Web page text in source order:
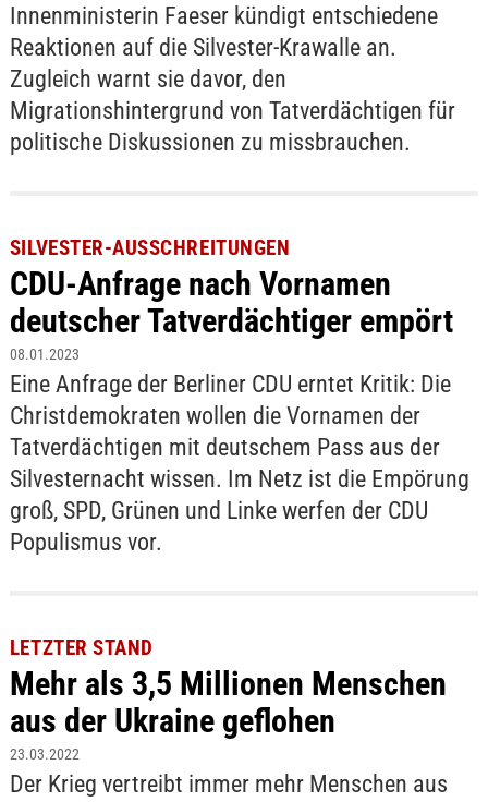
Innenministerin Faeser kündigt entschiedene
Reaktionen auf die Silvester-Krawalle an.
Zugleich warnt sie davor, den
Migrationshintergrund von Tatverdächtigen für
politische Diskussionen zu missbrauchen.
SILVESTER-AUSSCHREITUNGEN
CDU-Anfrage nach Vornamen
deutscher Tatverdächtiger empört
08.01.2023
Eine Anfrage der Berliner CDU erntet Kritik: Die
Christdemokraten wollen die Vornamen der
Tatverdächtigen mit deutschem Pass aus der
Silvesternacht wissen. Im Netz ist die Empörung
groß, SPD, Grünen und Linke werfen der CDU
Populismus vor.
LETZTER STAND
Mehr als 3,5 Millionen Menschen
aus der Ukraine geflohen
23.03.2022
Der Krieg vertreibt immer mehr Menschen aus